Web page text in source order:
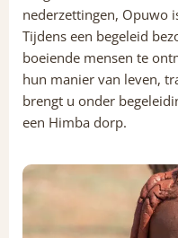
nederzettingen, Opuwo
Tijdens een begeleid
boeiende mensen te
hun manier van leven,
brengt u onder
een Himba dorp.